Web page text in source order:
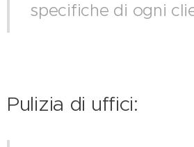
specifiche di ogni
Pulizia di uffici: